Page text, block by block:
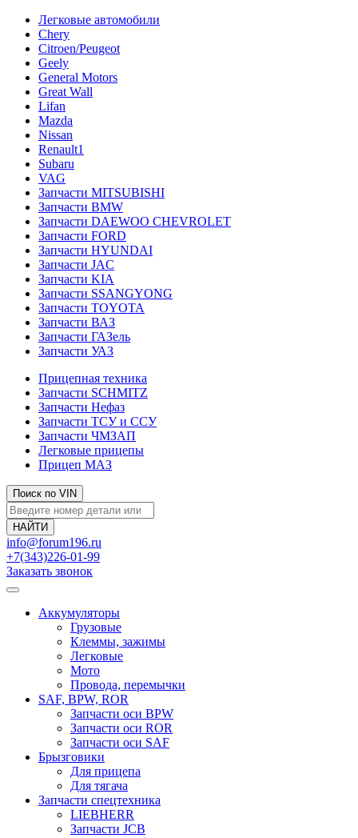
Легковые автомобили
Chery
Citroen/Peugeot
Geely
General Motors
Great Wall
Lifan
Mazda
Nissan
Renault1
Subaru
VAG
Запчасти MITSUBISHI
Запчасти BMW
Запчасти DAEWOO CHEVROLET
Запчасти FORD
Запчасти HYUNDAI
Запчасти JAC
Запчасти KIA
Запчасти SSANGYONG
Запчасти TOYOTA
Запчасти ВАЗ
Запчасти ГАЗель
Запчасти УАЗ
Прицепная техника
Запчасти SCHMITZ
Запчасти Нефаз
Запчасти ТСУ и ССУ
Запчасти ЧМЗАП
Легковые прицепы
Прицеп МАЗ
Поиск по VIN
info@forum196.ru
+7(343)226-01-99
Заказать звонок
Аккумуляторы
Грузовые
Клеммы, зажимы
Легковые
Мото
Провода, перемычки
SAF, BPW, ROR
Запчасти оси BPW
Запчасти оси ROR
Запчасти оси SAF
Брызговики
Для прицепа
Для тягача
Запчасти спецтехника
LIEBHERR
Запчасти JCB